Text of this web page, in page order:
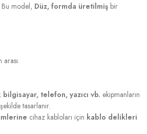
Bu model, Düz, formda üretilmiş bir
bilgisayar, telefon, yazıcı vb. ekipmanların
tasarlanır.
cihaz kabloları için kablo delikleri